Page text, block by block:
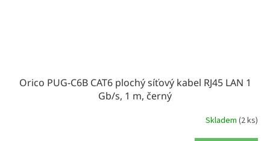
Orico PUG-C6B CAT6 plochý síťový kabel RJ45 LAN 1
Gb/s, 1 m, černý
Skladem (2 ks)